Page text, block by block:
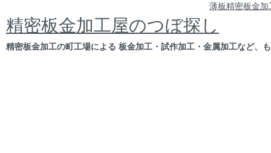
薄板精密板金加
精密板金加工屋のつぼ探し
精密板金加工の町工場による 板金加工・試作加工・金属加工など、